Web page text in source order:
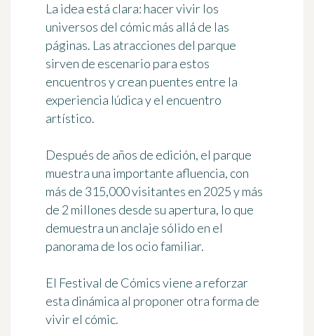
La idea está clara: hacer vivir los
universos del cómic más allá de las
páginas. Las atracciones del parque
sirven de escenario para estos
encuentros y crean puentes entre la
experiencia lúdica y el encuentro
artístico.
Después de años de edición, el parque
muestra una importante afluencia, con
más de 315,000 visitantes en 2025 y más
de 2 millones desde su apertura, lo que
demuestra un anclaje sólido en el
panorama de los ocio familiar.
El Festival de Cómics viene a reforzar
esta dinámica al proponer otra forma de
vivir el cómic.